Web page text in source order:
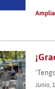
Junio,